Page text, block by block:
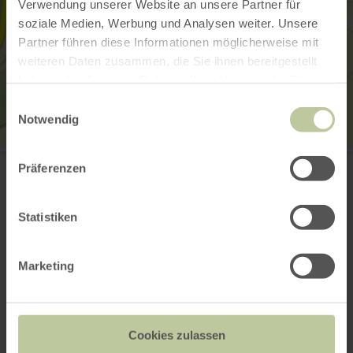
Verwendung unserer Website an unsere Partner für
soziale Medien, Werbung und Analysen weiter. Unsere
Partner führen diese Informationen möglicherweise mit
weiteren Daten zusammen, die Sie ihnen bereitgestellt
Notwendig
Präferenzen
Statistiken
Marketing
Cookies zulassen
Bruchstr. 20
E-mail
Afficher sur la carte